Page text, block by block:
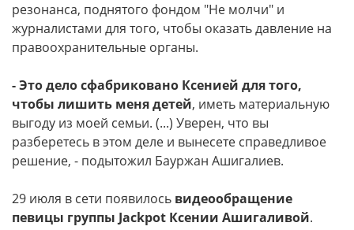
резонанса, поднятого фондом "Не молчи" и
журналистами для того, чтобы оказать давление на
правоохранительные органы.
- Это дело сфабриковано Ксенией для того,
чтобы лишить меня детей, иметь материальную
выгоду из моей семьи. (...) Уверен, что вы
разберетесь в этом деле и вынесете справедливое
решение, - подытожил Бауржан Ашигалиев.
29 июля в сети появилось видеообращение
певицы группы Jackpot Ксении Ашигаливой.